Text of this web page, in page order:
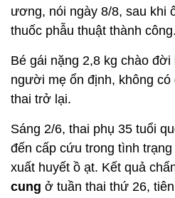
ương, nói ngày 8/8, sau khi
thuốc phẫu thuật thành công.
Bé gái nặng 2,8 kg chào
người mẹ ổn định, không
thai trở lại.
Sáng 2/6, thai phụ 35 tuổi
đến cấp cứu trong tình
xuất huyết ồ ạt. Kết quả
cung ở tuần thai thứ 26,